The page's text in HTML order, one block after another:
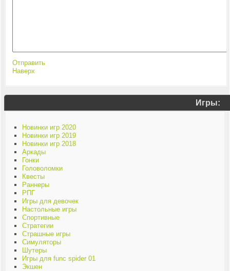
Отправить
Наверх
Игры:
Новинки игр 2020
Новинки игр 2019
Новинки игр 2018
Аркады
Гонки
Головоломки
Квесты
Раннеры
РПГ
Игры для девочек
Настольные игры
Спортивные
Стратегии
Страшные игры
Симуляторы
Шутеры
Игры для func spider 01
Экшен